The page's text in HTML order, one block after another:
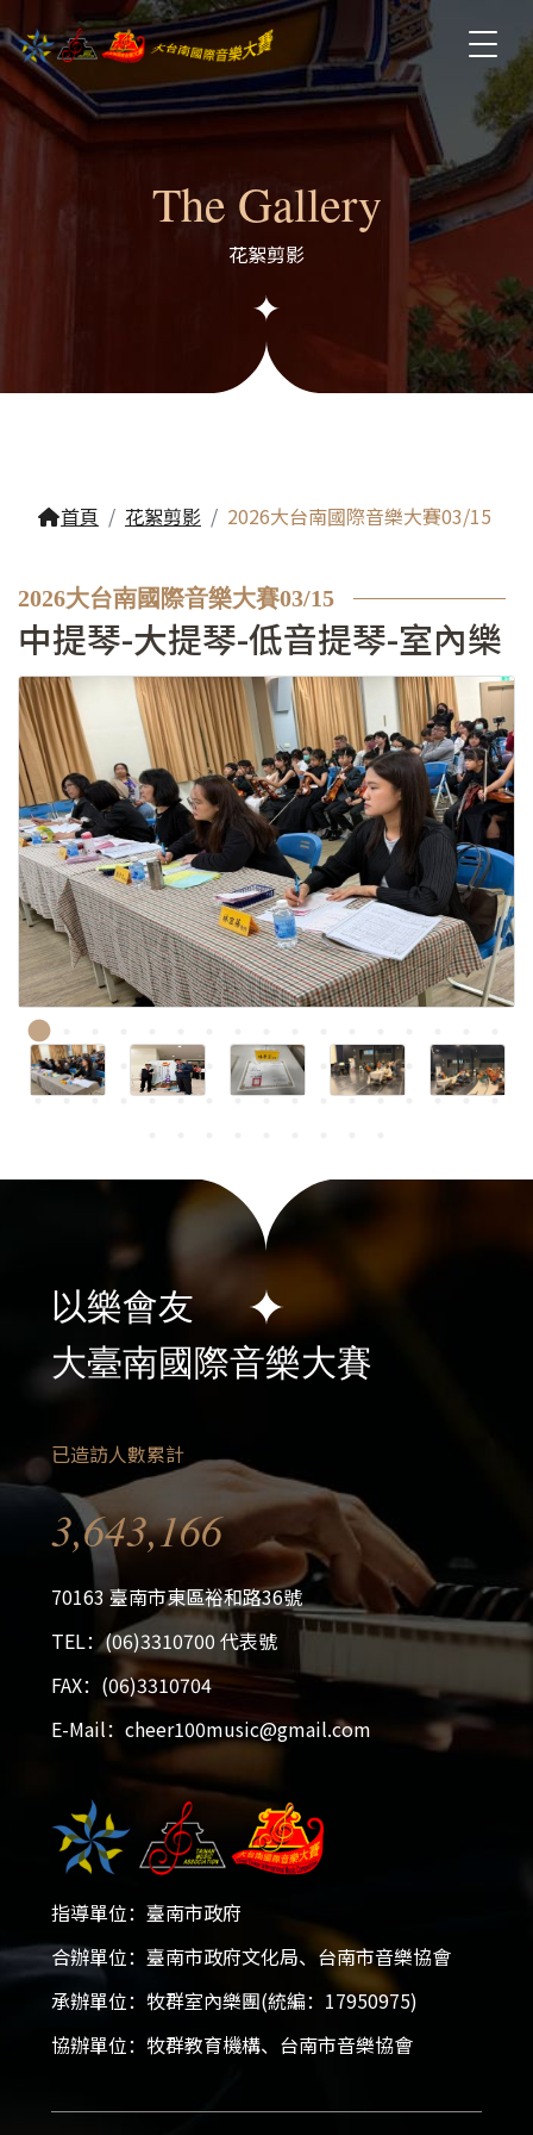
2026大台南國際音樂大賽
2025-12-05 - 2026-01-18
The Gallery
花絮剪影
首頁 花絮剪影 2026大台南國際音樂大賽03/15
2026大台南國際音樂大賽03/15
中提琴-大提琴-低音提琴-室內樂
以樂會友
大臺南國際音樂大賽
已造訪人數累計
3,643,166
70163 臺南市東區裕和路36號
TEL：(06)3310700 代表號
FAX：(06)3310704
E-Mail：cheer100music@gmail.com
指導單位：臺南市政府
合辦單位：臺南市政府文化局、台南市音樂協會
承辦單位：牧群室內樂團(統編：17950975)
協辦單位：牧群教育機構、台南市音樂協會